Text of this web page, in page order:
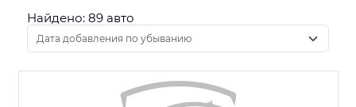
Найдено: 89 авто